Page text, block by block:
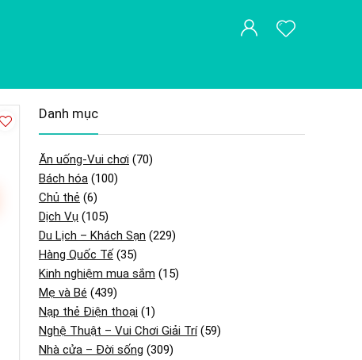
Danh mục
Ăn uống-Vui chơi (70)
Bách hóa (100)
Chủ thẻ (6)
Dịch Vụ (105)
Du Lịch – Khách Sạn (229)
Hàng Quốc Tế (35)
Kinh nghiệm mua sắm (15)
Mẹ và Bé (439)
Nạp thẻ Điện thoại (1)
Nghệ Thuật – Vui Chơi Giải Trí(59)
Nhà cửa – Đời sống (309)